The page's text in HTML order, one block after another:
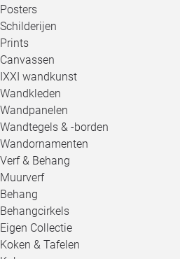
Posters
Schilderijen
Prints
Canvassen
IXXI wandkunst
Wandkleden
Wandpanelen
Wandtegels & -borden
Wandornamenten
Verf & Behang
Muurverf
Behang
Behangcirkels
Eigen Collectie
Koken & Tafelen